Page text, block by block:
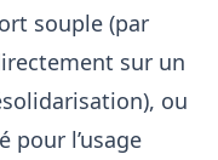
souple (par
sur un
ou
pour l’usage